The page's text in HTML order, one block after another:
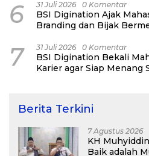
6 31 Juli 2026 0 Komentar
BSI Digination Ajak
Branding dan Bijak
7 31 Juli 2026 0 Komentar
BSI Digination Bekali
Karier agar Siap Menang
Berita Terkini
7 Agustus 2026
KH
Baik adalah